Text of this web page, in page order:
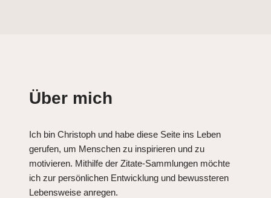
Über mich
Ich bin Christoph und habe diese Seite ins Leben
gerufen, um Menschen zu inspirieren und zu
motivieren. Mithilfe der Zitate-Sammlungen möchte
ich zur persönlichen Entwicklung und bewussteren
Lebensweise anregen.